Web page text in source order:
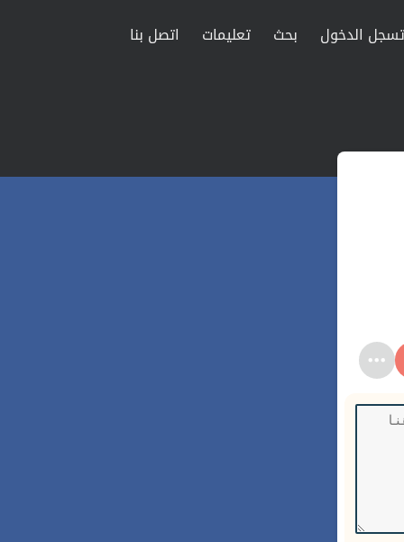
تسجل الدخول بحث تعليمات
اتصل بنا